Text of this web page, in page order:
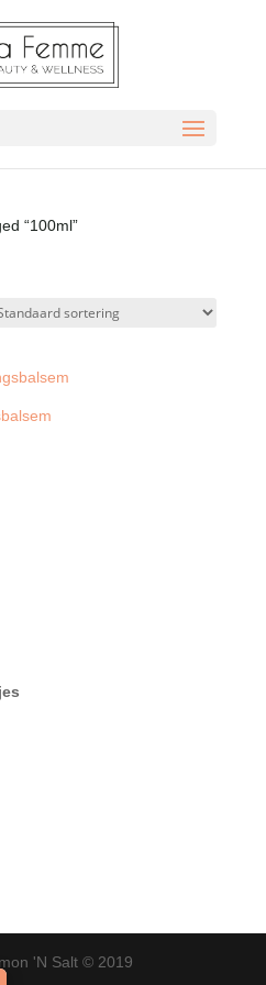
“100ml”
'N Salt © 2019